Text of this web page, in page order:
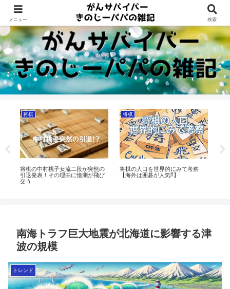
Dreams beyond 60s
将棋
将棋の中村桃子女流二段が突然の
引退発表！その理由に憶測が飛び
交う
将棋
将棋の人口を世界的にみて考察
【海外は囲碁が人気⁉】
南海トラフ巨大地震が北海道に影響する津
波の規模
トレンド
メニュー 検索